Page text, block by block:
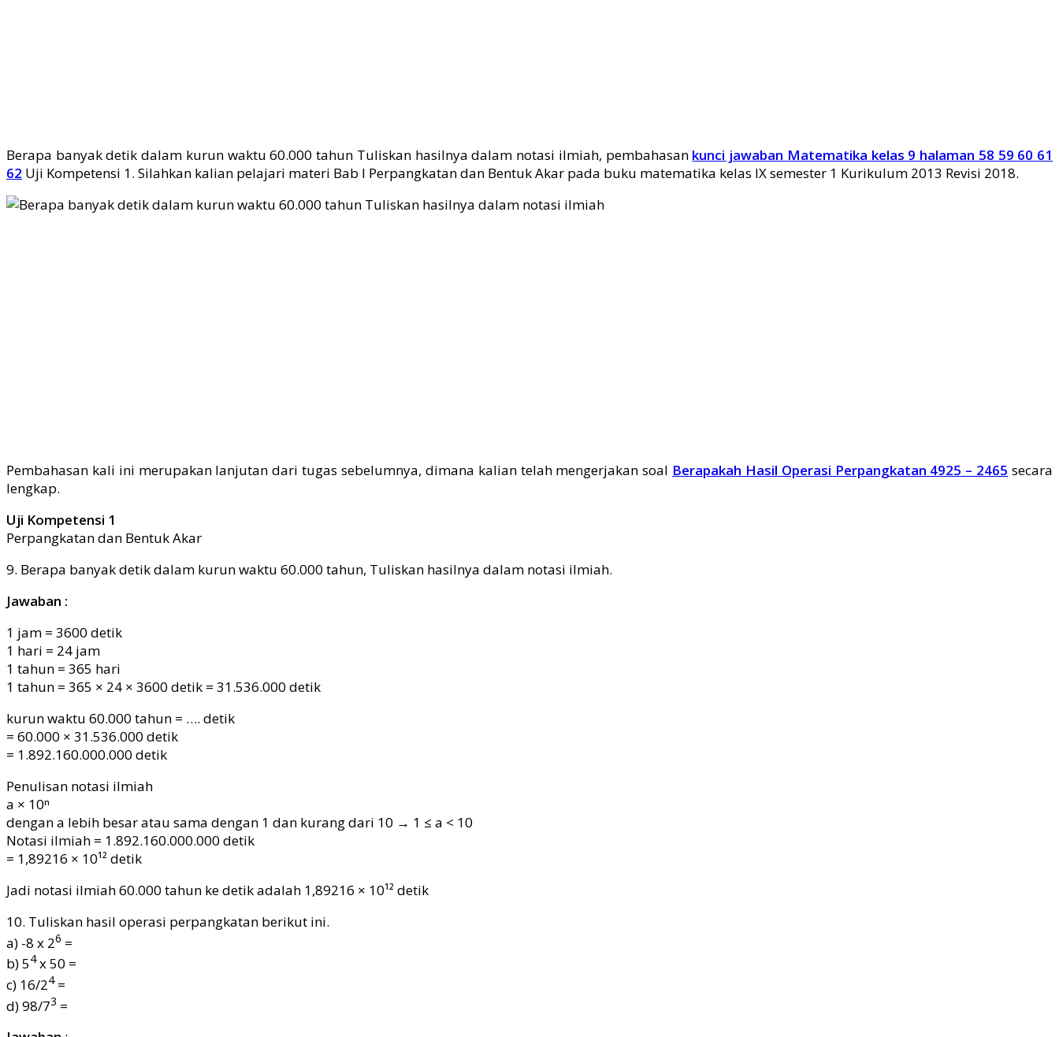
Berapa banyak detik dalam kurun waktu 60.000 tahun Tuliskan hasilnya dalam notasi ilmiah, pembahasan kunci jawaban Matematika kelas 9 halaman 58 59 60 61
62 Uji Kompetensi 1. Silahkan kalian pelajari materi Bab I Perpangkatan dan Bentuk Akar pada buku matematika kelas IX semester 1 Kurikulum 2013 Revisi 2018.
Pembahasan kali ini merupakan lanjutan dari tugas sebelumnya, dimana kalian telah mengerjakan soal Berapakah Hasil Operasi Perpangkatan 4925 – 2465 secara
lengkap.
Uji Kompetensi 1
Perpangkatan dan Bentuk Akar
9. Berapa banyak detik dalam kurun waktu 60.000 tahun, Tuliskan hasilnya dalam notasi ilmiah.
Jawaban :
1 jam = 3600 detik
1 hari = 24 jam
1 tahun = 365 hari
1 tahun = 365 × 24 × 3600 detik = 31.536.000 detik
kurun waktu 60.000 tahun = …. detik
= 60.000 × 31.536.000 detik
= 1.892.160.000.000 detik
Penulisan notasi ilmiah
a × 10ⁿ
dengan a lebih besar atau sama dengan 1 dan kurang dari 10 → 1 ≤ a < 10
Notasi ilmiah = 1.892.160.000.000 detik
= 1,89216 × 10¹² detik
Jadi notasi ilmiah 60.000 tahun ke detik adalah 1,89216 × 10¹² detik
10. Tuliskan hasil operasi perpangkatan berikut ini.
a) -8 x 26 =
b) 54x 50 =
c) 16/24=
d) 98/73 =